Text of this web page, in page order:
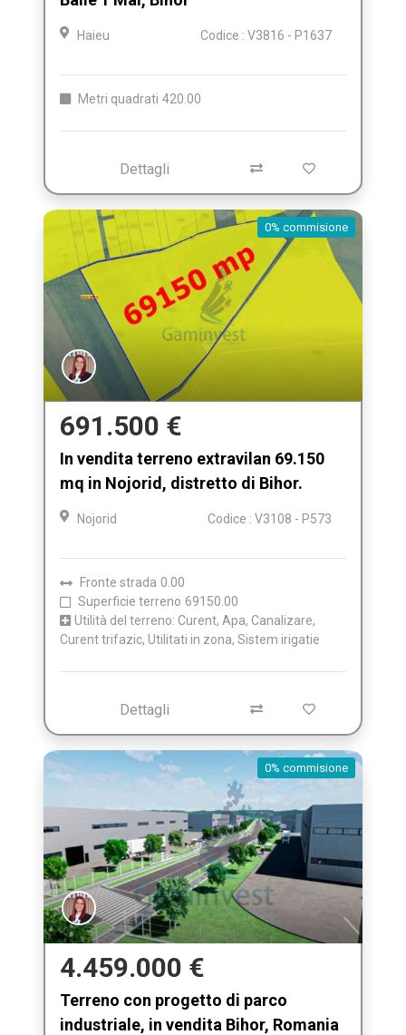
Haieu Codice : V3816 - P1637
Metri quadrati 420.00
Dettagli
0% commisione
691.500 €
In vendita terreno extravilan 69.150
mq in Nojorid, distretto di Bihor.
Nojorid Codice : V3108 - P573
Fronte strada 0.00
Superficie terreno 69150.00
Utilità del terreno: Curent, Apa, Canalizare,
Curent trifazic, Utilitati in zona, Sistem irigatie
Dettagli
0% commisione
4.459.000 €
Terreno con progetto di parco
industriale, in vendita Bihor, Romania